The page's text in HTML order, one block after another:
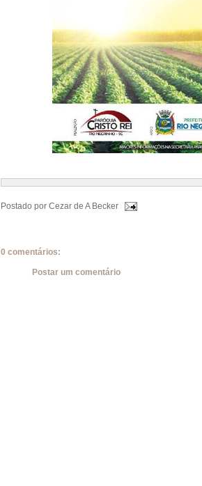
Postado por Cezar de A Becker
0 comentários:
Postar um comentário